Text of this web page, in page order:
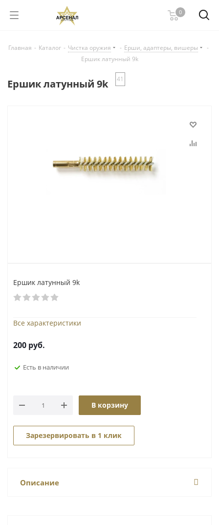
0
Главная - Каталог - Чистка оружия - Ерши, адаптеры, вишеры
-
Ершик латунный 9k
Ершик латунный 9k 41
Ершик латунный 9k
Все характеристики
200 руб.
Есть в наличии
В корзину
Зарезервировать в 1 клик
Описание